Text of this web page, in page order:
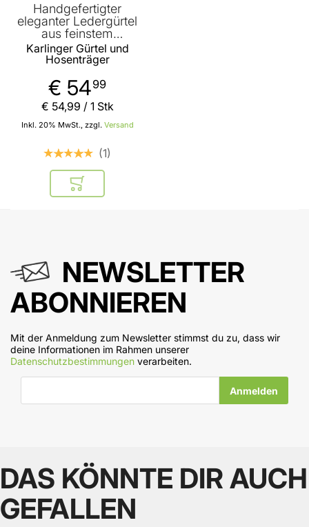
Handgefertigter
eleganter Ledergürtel
aus feinstem
Kalbsleder - Cognac-
35mm Breite
Karlinger Gürtel und
Hosenträger
€ 5499
Inkl. 20% MwSt., zzgl. Versand
€ 54,99 / 1 Stk
1
In den Warenkorb
NEWSLETTER
ABONNIEREN
Mit der Anmeldung zum Newsletter stimmst du zu, dass wir
deine Informationen im Rahmen unserer
Datenschutzbestimmungen verarbeiten.
E-Mail-Adresse
DAS KÖNNTE DIR AUCH
GEFALLEN